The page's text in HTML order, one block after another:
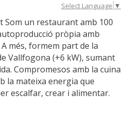
Select Language ▼
Som un restaurant amb 100
pròpia amb
més, formem part de la
Vallfogona (+6 kW), sumant
Compromesos amb la cuina
la mateixa energia que
escalfar, crear i alimentar.